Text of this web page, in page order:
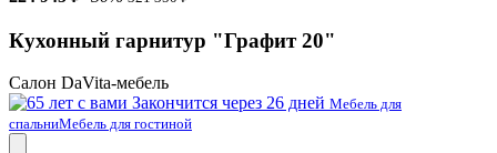
Кухонный гарнитур "Графит 20"
Салон DaVita-мебель
Закончится через 26 дней Мебель для
спальниМебель для гостиной